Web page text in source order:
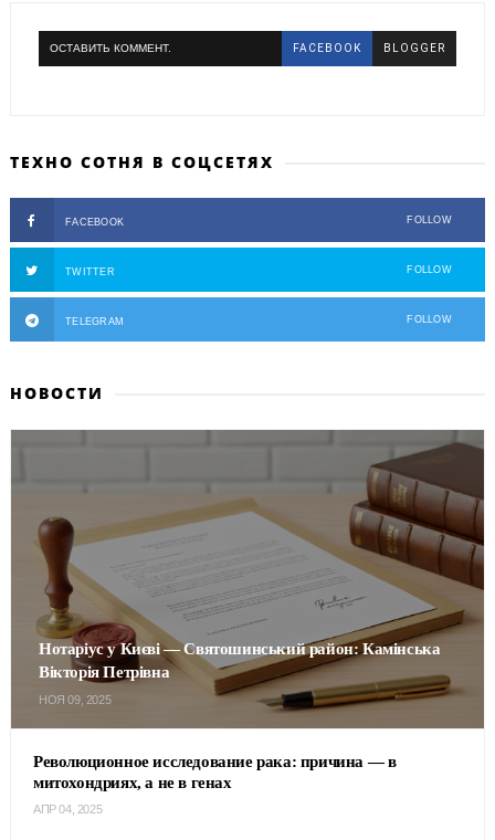
ОСТАВИТЬ КОММЕНТ. FACEBOOK BLOGGER
ТЕХНО СОТНЯ В СОЦСЕТЯХ
FACEBOOK FOLLOW
TWITTER FOLLOW
TELEGRAM FOLLOW
НОВОСТИ
Нотаріус у Києві — Святошинський район: Камінська
Вікторія Петрівна
НОЯ 09, 2025
Революционное исследование рака: причина — в
митохондриях, а не в генах
АПР 04, 2025